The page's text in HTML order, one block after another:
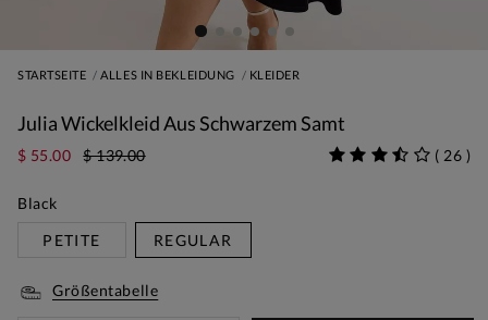
STARTSEITE ALLES IN BEKLEIDUNG KLEIDER
Julia Wickelkleid Aus Schwarzem Samt
$ 55.00 $ 139.00 ( 26 )
Black
PETITE
REGULAR
Größentabelle